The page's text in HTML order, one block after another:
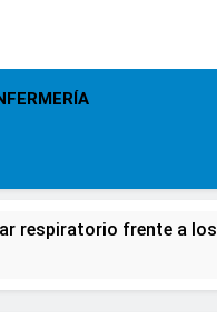
respiratorio frente a los